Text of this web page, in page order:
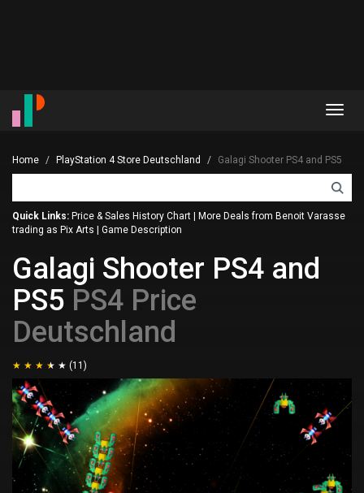
Home PlayStation 4 Store Deutschland Galagi Shooter PS4 and PS5
Quick Links: Price & Sales History Chart
More Deals from Benoit Varasse
trading as Pix Arts
Game Description
Galagi Shooter PS4 and
PS5 PS4 Price
Deutschland
(11)